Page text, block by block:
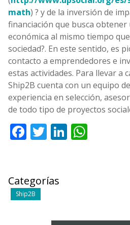
math) ? y de la inversión de
financiación que busca
económica al mismo tiempo
sociedad?. En este sentido, es
contacto a emprendedores e
estas actividades. Para llevar a
Ship2B cuenta con un equipo
experiencia en selección,
de todo tipo de proyectos
Facebook
TwitterLinkedIn
Categorías
Ship2B